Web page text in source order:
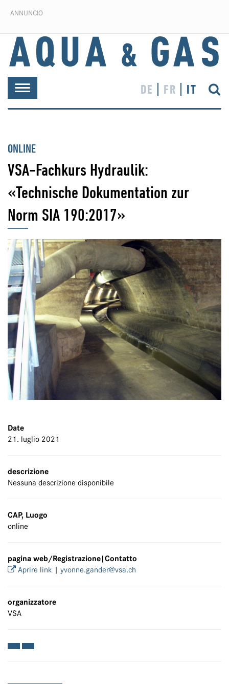
ANNUNCIO
Toggle
navigation
DE FR IT
ONLINE
VSA-Fachkurs Hydraulik:
«Technische Dokumentation zur
Norm SIA 190:2017»
Date
21. luglio 2021
descrizione
Nessuna descrizione disponibile
CAP, Luogo
online
pagina web/Registrazione|Contatto
Aprire link | yvonne.gander@vsa.ch
organizzatore
VSA